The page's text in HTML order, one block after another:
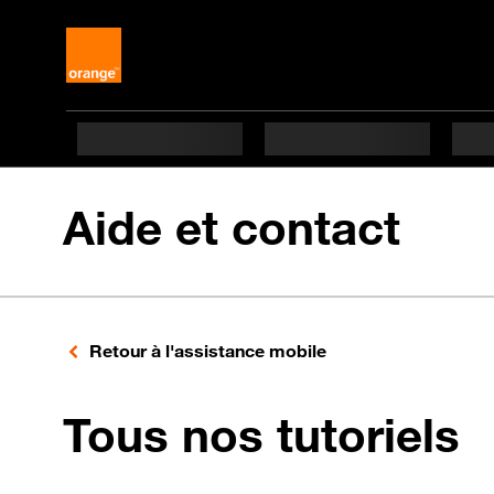
Aide et contact
Retour à l'assistance mobile
Tous nos tutoriels